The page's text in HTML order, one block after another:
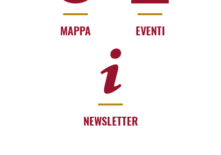
MAPPA EVENTI
NEWSLETTER